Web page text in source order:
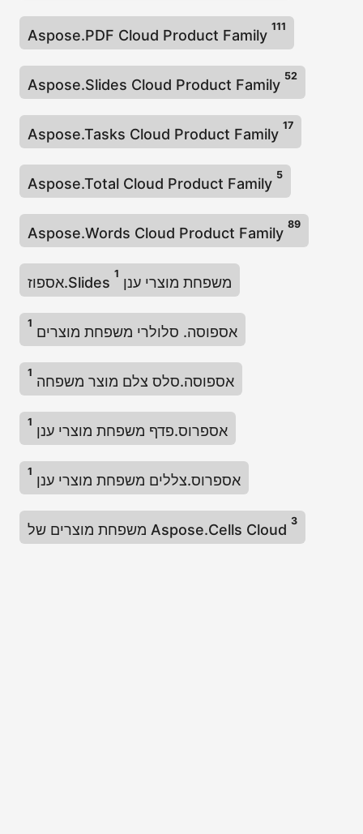
Aspose.PDF Cloud Product Family
111
Aspose.Slides Cloud Product Family
52
Aspose.Tasks Cloud Product Family
17
Aspose.Total Cloud Product Family
5
Aspose.Words Cloud Product Family
89
אספוז.Slides משפחת מוצרי ענן
1
אספוסה. סלולרי משפחת מוצרים
1
אספוסה.סלס צלם מוצר משפחה
1
אספרוס.פדף משפחת מוצרי ענן
1
אספרוס.צללים משפחת מוצרי ענן
1
משפחת מוצרים של Aspose.Cells Cloud
3